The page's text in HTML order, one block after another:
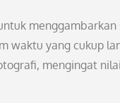
waktu yang cukup
mengingat